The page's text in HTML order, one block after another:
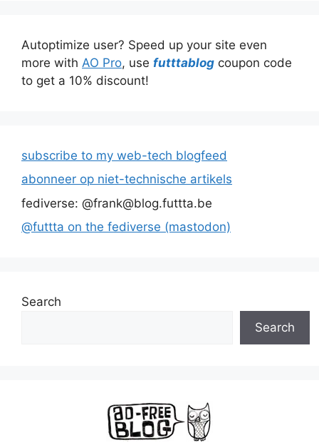
Autoptimize user? Speed up your site even
more with AO Pro, use futttablog coupon code
to get a 10% discount!
subscribe to my web-tech blogfeed
abonneer op niet-technische artikels
fediverse: @frank@blog.futtta.be
@futtta on the fediverse (mastodon)
Search
Search